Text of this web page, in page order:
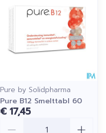
Pure by Solidpharma
Pure B12 Smelttabl 60
€ 17,45